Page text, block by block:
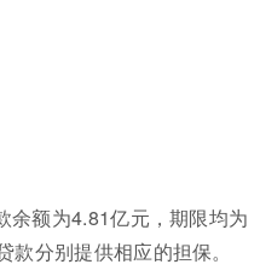
余额为4.81亿元，期限均为
分别提供相应的担保。